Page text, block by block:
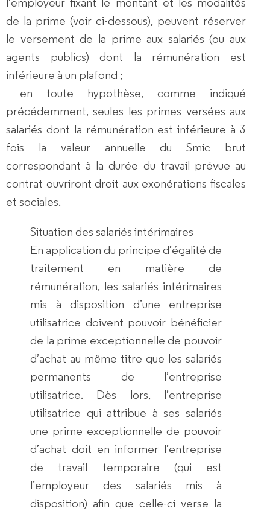
de la prime (voir ci-dessous), peuvent réserver
le versement de la prime aux salariés (ou aux
agents publics) dont la rémunération est
inférieure à un plafond ;
en toute hypothèse, comme indiqué
précédemment, seules les primes versées aux
salariés dont la rémunération est inférieure à 3
fois la valeur annuelle du Smic brut
correspondant à la durée du travail prévue au
contrat ouvriront droit aux exonérations fiscales
et sociales.
Situation des salariés intérimaires
En application du principe d’égalité de
traitement en matière de
rémunération, les salariés intérimaires
mis à disposition d’une entreprise
utilisatrice doivent pouvoir bénéficier
de la prime exceptionnelle de pouvoir
d’achat au même titre que les salariés
permanents de l’entreprise
utilisatrice. Dès lors, l’entreprise
utilisatrice qui attribue à ses salariés
une prime exceptionnelle de pouvoir
d’achat doit en informer l’entreprise
de travail temporaire (qui est
l’employeur des salariés mis à
disposition) afin que celle-ci verse la